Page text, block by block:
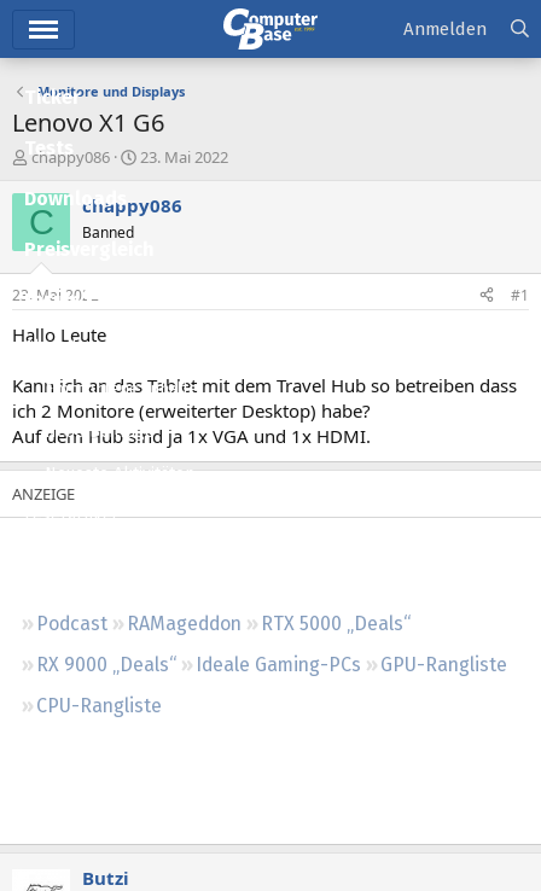
Ticker
Tests
Downloads
Preisvergleich
Forum
Aktuelles
Empfohlene Inhalte
Neue Beiträge
Neueste Aktivitäten
Leserartikel
Podcast RAMageddon
RTX 5000 „Deals“
RX 9000 „Deals“
Ideale Gaming-PCs
GPU-Rangliste
CPU-Rangliste
Anmelden
Monitore und Displays
Lenovo X1 G6
E
s
t
e
e
r
chappy086
E
s
t
t
23. Mai 2022
C chappy086
Banned
23. Mai 2022 #1
Hallo Leute
Kann ich an das Tablet mit dem Travel Hub so betreiben dass
ich 2 Monitore (erweiterter Desktop) habe?
Auf dem Hub sind ja 1x VGA und 1x HDMI.
Butzi